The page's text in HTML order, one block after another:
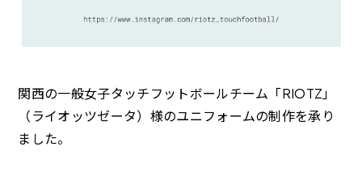
関西の一般女子タッチフットボールチーム「RIOTZ」
（ライオッツゼータ）様のユニフォームの制作を承り
ました。